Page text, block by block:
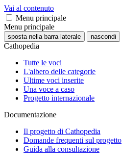
Vai al contenuto
Menu principale
Menu principale
sposta nella barra laterale nascondi
Cathopedia
Tutte le voci
L'albero delle categorie
Ultime voci inserite
Una voce a caso
Progetto internazionale
Documentazione
Il progetto di Cathopedia
Domande frequenti sul progetto
Guida alla consultazione